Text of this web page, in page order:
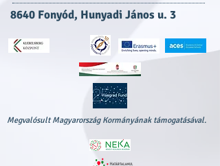
8640 Fonyód, Hunyadi János u. 3
Megvalósult Magyarország Kormányának támogatásával.